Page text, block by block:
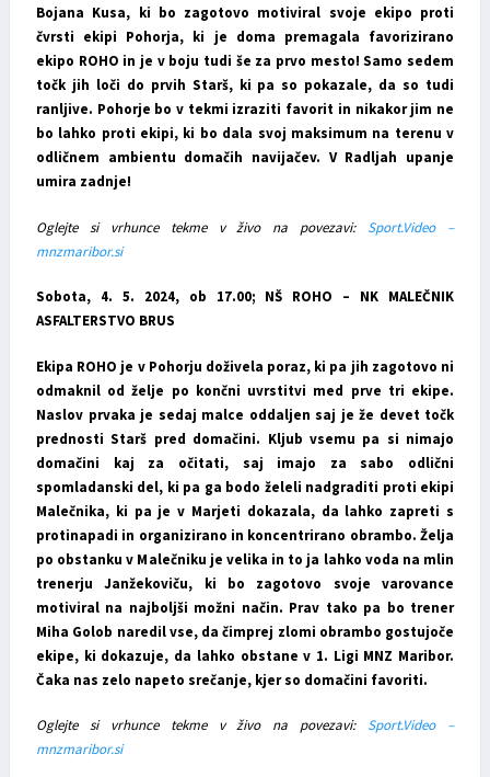
Bojana Kusa, ki bo zagotovo motiviral svoje ekipo proti
čvrsti ekipi Pohorja, ki je doma premagala favorizirano
ekipo ROHO in je v boju tudi še za prvo mesto! Samo sedem
točk jih loči do prvih Starš, ki pa so pokazale, da so tudi
ranljive. Pohorje bo v tekmi izraziti favorit in nikakor jim ne
bo lahko proti ekipi, ki bo dala svoj maksimum na terenu v
odličnem ambientu domačih navijačev. V Radljah upanje
umira zadnje!
Oglejte si vrhunce tekme v živo na povezavi: Sport.Video –
mnzmaribor.si
Sobota, 4. 5. 2024, ob 17.00; NŠ ROHO – NK MALEČNIK
ASFALTERSTVO BRUS
Ekipa ROHO je v Pohorju doživela poraz, ki pa jih zagotovo ni
odmaknil od želje po končni uvrstitvi med prve tri ekipe.
Naslov prvaka je sedaj malce oddaljen saj je že devet točk
prednosti Starš pred domačini. Kljub vsemu pa si nimajo
domačini kaj za očitati, saj imajo za sabo odlični
spomladanski del, ki pa ga bodo želeli nadgraditi proti ekipi
Malečnika, ki pa je v Marjeti dokazala, da lahko zapreti s
protinapadi in organizirano in koncentrirano obrambo. Želja
po obstanku v Malečniku je velika in to ja lahko voda na mlin
trenerju Janžekoviču, ki bo zagotovo svoje varovance
motiviral na najboljši možni način. Prav tako pa bo trener
Miha Golob naredil vse, da čimprej zlomi obrambo gostujoče
ekipe, ki dokazuje, da lahko obstane v 1. Ligi MNZ Maribor.
Čaka nas zelo napeto srečanje, kjer so domačini favoriti.
Oglejte si vrhunce tekme v živo na povezavi: Sport.Video –
mnzmaribor.si